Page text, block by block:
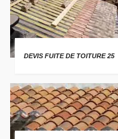
DEVIS FUITE DE TOITURE 25